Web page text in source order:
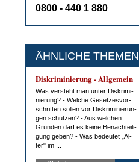
0800 - 440 1 880
ÄHNLICHE THEMEN
Dis­kri­mi­nie­rung - All­ge­mein
Was ver­steht man un­ter Dis­kri­mi­
nie­rung? - Wel­che Ge­set­zes­vor­
schrif­ten sol­len vor Dis­kri­mi­nie­run­
gen schüt­zen? - Aus wel­chen
Grün­den darf es kei­ne Be­nach­tei­li­
gung ge­ben? - Was be­deu­tet „Al­
ter" im ...